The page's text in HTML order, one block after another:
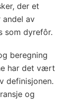
der et
av
som dyrefôr.
beregning
har det vært
definisjonen.
og